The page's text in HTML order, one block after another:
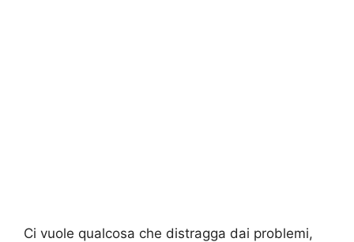
Ci vuole qualcosa che distragga dai problemi,